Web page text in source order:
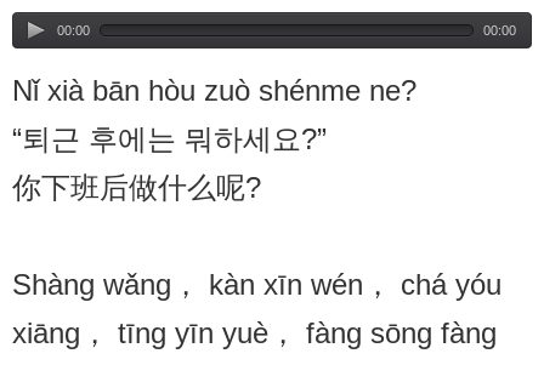
00:00 00:00
Nǐ xià bān hòu zuò shénme ne?
“퇴근 후에는 뭐하세요?”
你下班后做什么呢?
Shàng wǎng， kàn xīn wén， chá yóu
xiāng， tīng yīn yuè， fàng sōng fàng